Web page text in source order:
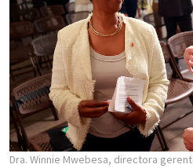
Dra. Winnie Mwebesa, directora